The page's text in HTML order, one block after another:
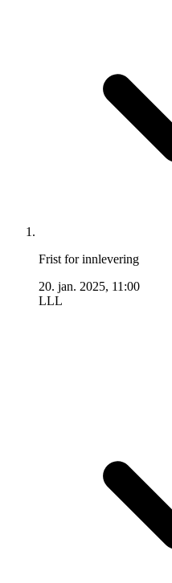
Frist for innlevering
20. jan. 2025, 11:00
LLL